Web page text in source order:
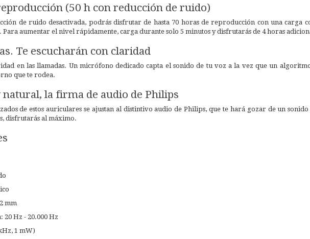
(50 h con reducción de ruido)
de ruido desactivada, podrás disfrutar de hasta 70 horas de reproducción con una carga
Para aumentar el nivel rápidamente, carga durante solo 5 minutos y disfrutarás de 4 horas
Te escucharán con claridad
en las llamadas. Un micrófono dedicado capta el sonido de tu voz a la vez que un
que te rodea.
natural, la firma de audio de Philips
de estos auriculares se ajustan al distintivo audio de Philips, que te hará gozar de un
disfrutarás al máximo.
mm
20 Hz - 20.000 Hz
1 mW)